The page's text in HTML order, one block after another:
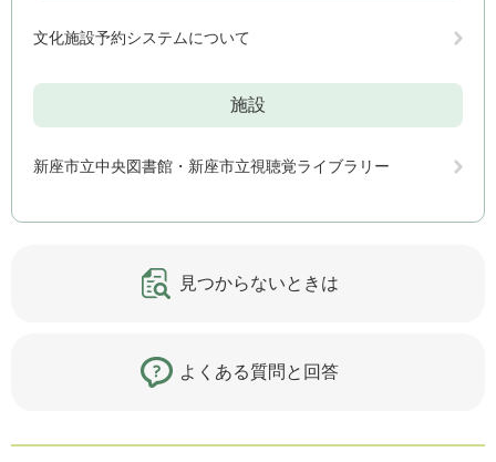
文化施設予約システムについて
施設
新座市立中央図書館・新座市立視聴覚ライブラリー
見つからないときは
よくある質問と回答